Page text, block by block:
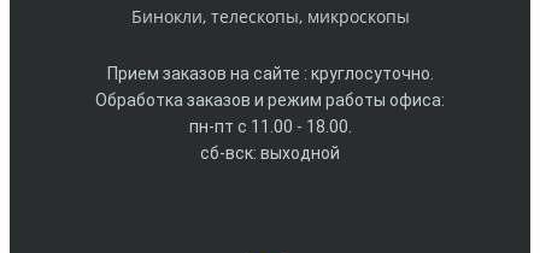
Бинокли, телескопы, микроскопы
Прием заказов на сайте : круглосуточно.
Обработка заказов и режим работы офиса:
пн-пт с 11.00 - 18.00.
сб-вск: выходной